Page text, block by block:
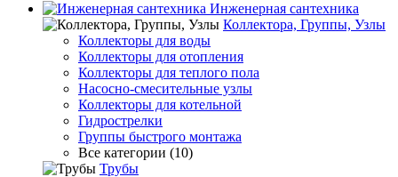
Инженерная сантехника
Коллектора, Группы, Узлы
Коллекторы для воды
Коллекторы для отопления
Коллекторы для теплого пола
Насосно-смесительные узлы
Коллекторы для котельной
Гидрострелки
Группы быстрого монтажа
Все категории (10)
Трубы